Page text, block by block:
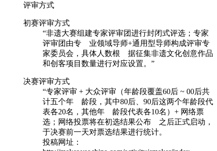
评审方式
初赛评审方式
“非遗大赛组建专家评审团进行封闭式评选；专家
评审团由专 业领域导师+通用型导师构成评审专
家委员会，具体人数根 据征集非遗文化创意作品
和创客项目数量进行对应设置。 ”
决赛评审方式
“专家评审 + 大众评审（年龄段覆盖60后 ~ 00后共
计五个年 龄段，其中80后、90后这两个年龄段代
表各20名，其他年 龄段代表各10名）+ 网络票
选；网络投票将在初选结果公布 之后正式启动，
于决赛前一天对票选结果进行统计。
投稿网址：